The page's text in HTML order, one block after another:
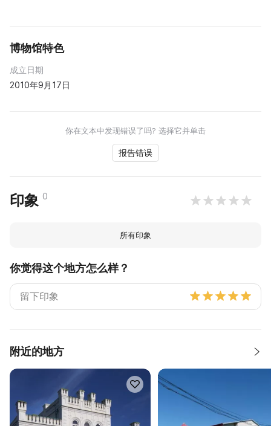
博物馆特色
成立日期
2010年9月17日
你在文本中发现错误了吗? 选择它并单击
报告错误
印象 0
所有印象
你觉得这个地方怎么样？
附近的地方